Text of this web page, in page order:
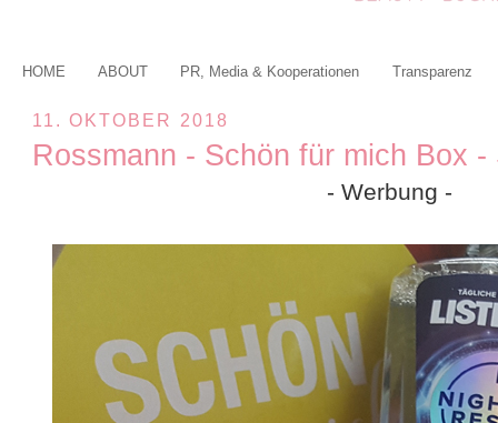
HOME ABOUT PR, Media & Kooperationen Transparenz
11. OKTOBER 2018
Rossmann - Schön für mich Box -
- Werbung -